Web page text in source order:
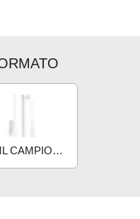
10ML CAMPIONE